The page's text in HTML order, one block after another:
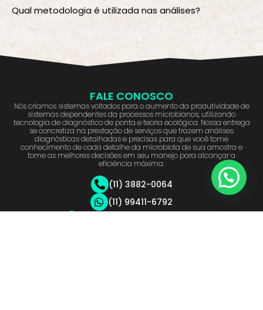
Qual metodologia é utilizada nas análises?
FALE CONOSCO
Nós criamos sistemas voltados para o aumento da produtividade de
sistemas dependentes da processos microbianos, utilizando
tecnologia de diagnóstico de ponta e teoria ecológica. Nossa entrega
se concretiza na prestação de serviços que trazem análises
diagnósticas detalhadas e precisas para que você tome
conhecimento de cada detalhe da microbiota de sua amostra e
tome as melhores decisões em seu manejo para alcançar a
eficiência máxima.
(11) 3882-0064
(11) 99411-6792